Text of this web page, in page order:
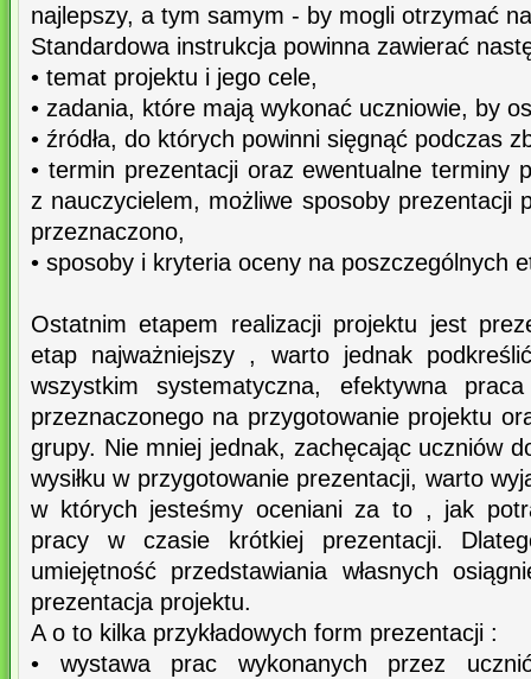
najlepszy, a tym samym - by mogli otrzymać
Standardowa instrukcja powinna zawierać
• temat projektu i jego cele,
• zadania, które mają wykonać uczniowie, by
• źródła, do których powinni sięgnąć podczas
• termin prezentacji oraz ewentualne terminy
z nauczycielem, możliwe sposoby prezentacji
przeznaczono,
• sposoby i kryteria oceny na poszczególnych
Ostatnim etapem realizacji projektu jest
etap najważniejszy , warto jednak
wszystkim systematyczna, efektywna
przeznaczonego na przygotowanie projektu
grupy. Nie mniej jednak, zachęcając uczniów
wysiłku w przygotowanie prezentacji, warto
w których jesteśmy oceniani za to , jak
pracy w czasie krótkiej prezentacji.
umiejętność przedstawiania własnych
prezentacja projektu.
A o to kilka przykładowych form prezentacji :
• wystawa prac wykonanych przez